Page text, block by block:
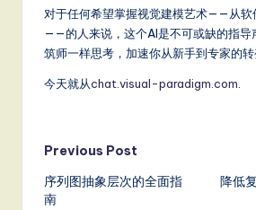
对于任何希望掌握视觉建模艺术——从软
——的人来说，这个AI是不可或缺的指导
筑师一样思考，加速你从新手到专家的转
今天就从chat.visual-paradigm.com
Post
navigation
Previous Post
序列图抽象层次的全面指
南
降低